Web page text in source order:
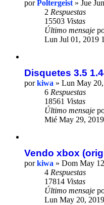
porPoltergeist » Jue
2 Respuestas
15503 Vistas
Último mensaje
Lun Jul 01, 2019
Disquetes 3.5
porkiwa » Lun May
6 Respuestas
18561 Vistas
Último mensaje
Mié May 29,
Vendo xbox
porkiwa » Dom May
4 Respuestas
17814 Vistas
Último mensaje
Lun May 20,